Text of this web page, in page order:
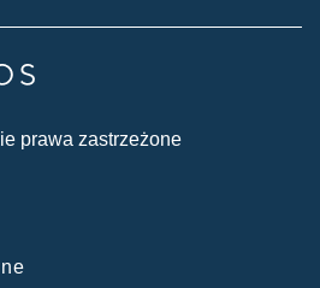
prawa zastrzeżone